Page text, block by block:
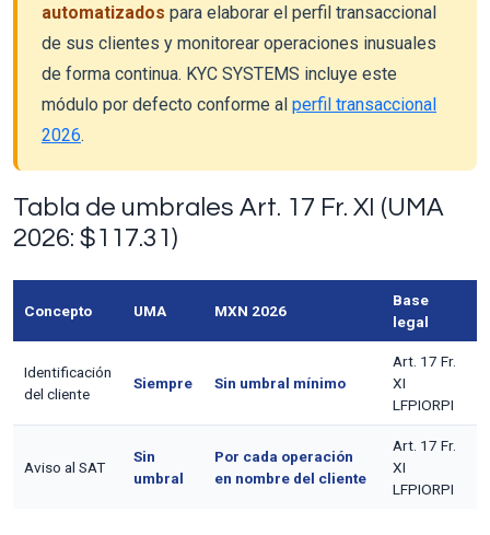
automatizados para elaborar el perfil transaccional
de sus clientes y monitorear operaciones inusuales
de forma continua. KYC SYSTEMS incluye este
módulo por defecto conforme al perfil transaccional
2026.
Tabla de umbrales Art. 17 Fr. XI (UMA
2026: $117.31)
Concepto UMA MXN 2026
Base
legal
Identificación
del cliente
Siempre Sin umbral mínimo
Art. 17 Fr.
XI
LFPIORPI
Aviso al SAT
Sin
umbral
Por cada operación
en nombre del cliente
Art. 17 Fr.
XI
LFPIORPI